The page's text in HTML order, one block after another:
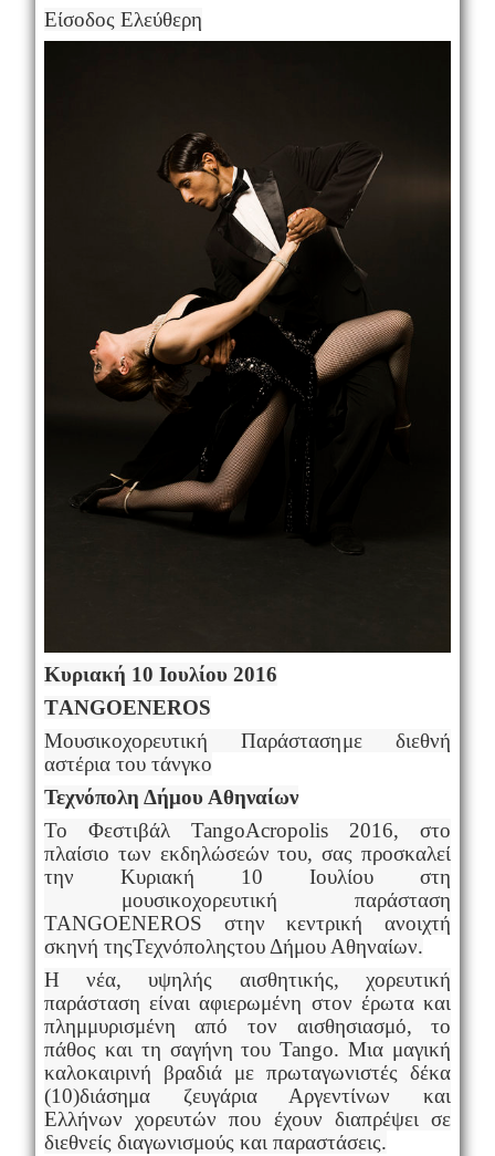
Είσοδος Ελεύθερη
Κυριακή 10 Iουλίου 2016
ΤANGOENEROS
Μουσικοχορευτική Παράστασημε διεθνή
αστέρια του τάνγκο
Τεχνόπολη Δήμου Αθηναίων
Το Φεστιβάλ TangoAcropolis 2016, στο
πλαίσιο των εκδηλώσεών του, σας προσκαλεί
την Κυριακή 10 Ιουλίου στη
μουσικοχορευτική παράσταση
TANGOENEROS στην κεντρική ανοιχτή
σκηνή τηςΤεχνόποληςτου Δήμου Αθηναίων.
Η νέα, υψηλής αισθητικής, χορευτική
παράσταση είναι αφιερωμένη στον έρωτα και
πλημμυρισμένη από τον αισθησιασμό, το
πάθος και τη σαγήνη τουTango. Μια μαγική
καλοκαιρινή βραδιά με πρωταγωνιστές δέκα
(10)διάσημα ζευγάρια Αργεντίνων και
Ελλήνων χορευτών που έχουν διαπρέψει σε
διεθνείς διαγωνισμούς και παραστάσεις.